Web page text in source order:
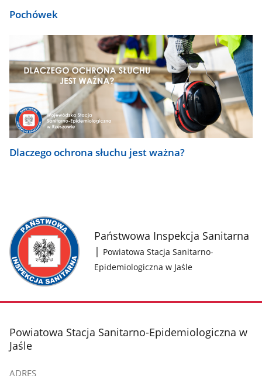
Pochówek
Dlaczego ochrona słuchu jest ważna?
Logo
PIS
Państwowa Inspekcja Sanitarna
| Powiatowa Stacja Sanitarno-
Epidemiologiczna w Jaśle
stopka
Powiatowa Stacja Sanitarno-Epidemiologiczna w
Jaśle
ADRES